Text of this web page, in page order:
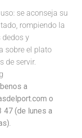
se aconseja su
rompiendo la
y
sobre el plato
de servir.
a
o
47 (de lunes a